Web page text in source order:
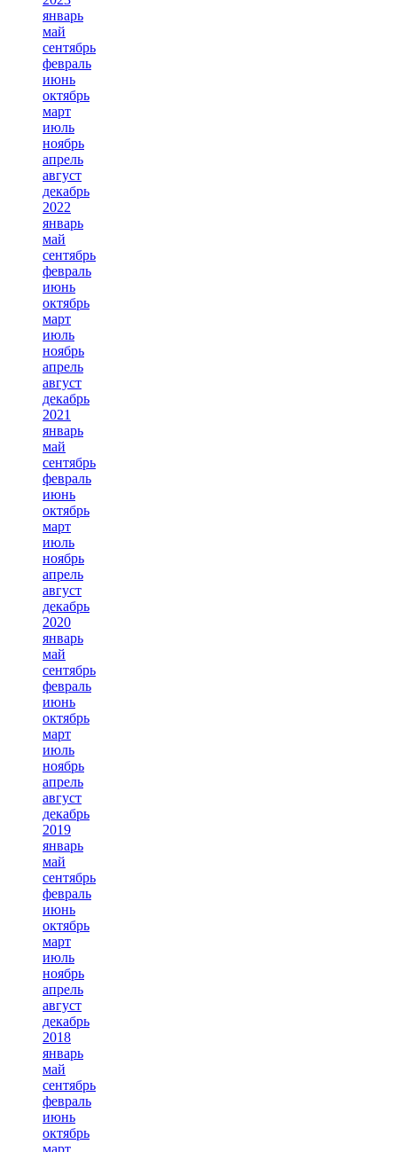
январь
май
сентябрь
февраль
июнь
октябрь
март
июль
ноябрь
апрель
август
декабрь
2022
январь
май
сентябрь
февраль
июнь
октябрь
март
июль
ноябрь
апрель
август
декабрь
2021
январь
май
сентябрь
февраль
июнь
октябрь
март
июль
ноябрь
апрель
август
декабрь
2020
январь
май
сентябрь
февраль
июнь
октябрь
март
июль
ноябрь
апрель
август
декабрь
2019
январь
май
сентябрь
февраль
июнь
октябрь
март
июль
ноябрь
апрель
август
декабрь
2018
январь
май
сентябрь
февраль
июнь
октябрь
март